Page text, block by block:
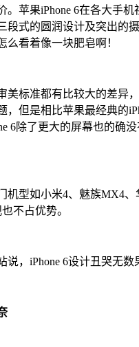
。苹果iPhone 6在各大手机
段式的圆润设计及突出的
么看着像一块肥皂啊！
美标准都有比较大的差异
，但是相比苹果最经典的
6除了更大的屏幕也的确
机型如小米4、魅族MX4、
不占优势。
，iPhone 6设计丑哭无数